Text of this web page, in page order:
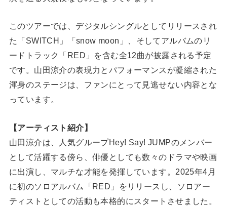
このツアーでは、デジタルシングルとしてリリースされ
た「SWITCH」「snow moon」、そしてアルバムのリ
ードトラック「RED」を含む全12曲が披露される予定
です。山田涼介の表現力とパフォーマンスが凝縮された
渾身のステージは、ファンにとって見逃せない内容とな
っています。
【アーティスト紹介】
山田涼介は、人気グループHey! Say! JUMPのメンバー
として活躍する傍ら、俳優としても数々のドラマや映画
に出演し、マルチな才能を発揮しています。2025年4月
に初のソロアルバム「RED」をリリースし、ソロアー
ティストとしての活動も本格的にスタートさせました。